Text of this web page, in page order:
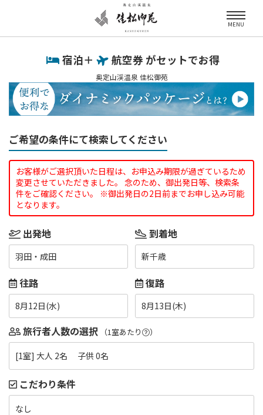
MENU
宿泊＋ 航空券 がセットでお得
奥定山渓温泉 佳松御苑
ご希望の条件にて検索してください
お客様がご選択頂いた日程は、お申込み期限が過ぎているため
変更させていただきました。 念のため、御出発日等、検索条
件をご確認ください。 ※御出発日の2日前までお申し込み可能
となります。
出発地
羽田・成田
到着地
新千歳
往路
8月12日(水)
復路
8月13日(木)
旅行者人数の選択 （1室あたり ）
[1室] 大人 2名 子供 0名
こだわり条件
なし